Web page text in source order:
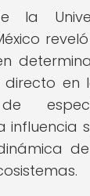
la
directo en
de
influencia